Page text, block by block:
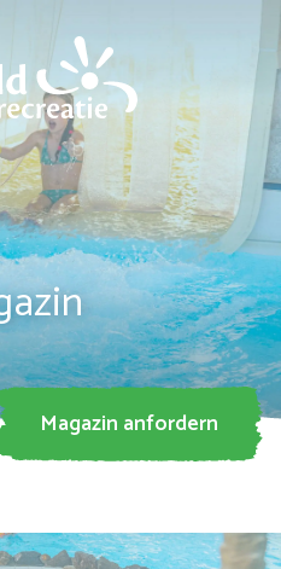
Magazin anfordern